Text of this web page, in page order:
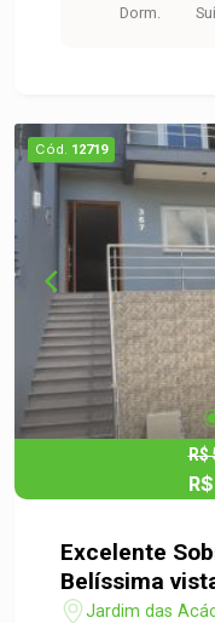
iluminados e
Dorm.
Cód. 12719
R$
Excelente
Belíssima
Jardim das